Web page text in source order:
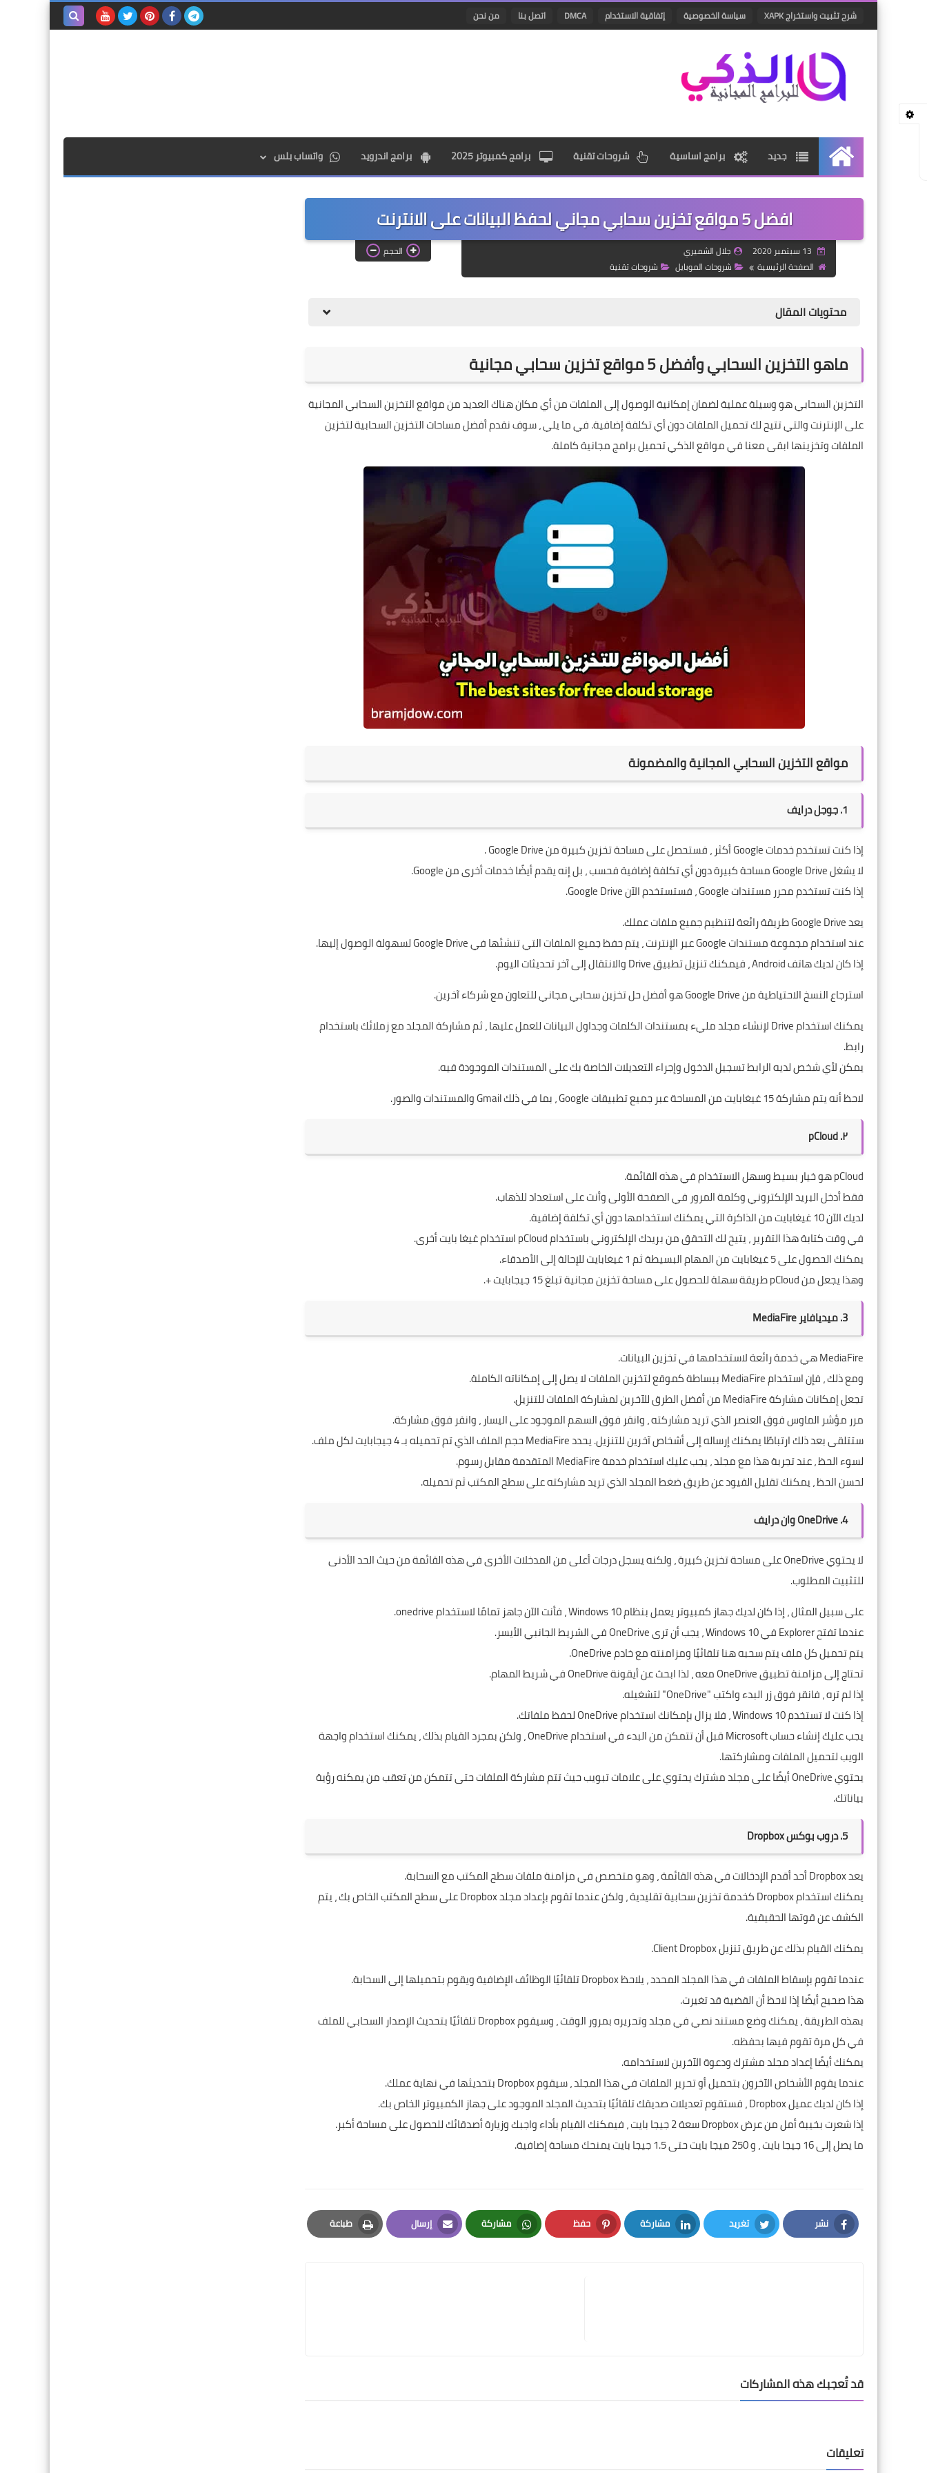
شرح تثبيت واستخراج XAPK سياسة الخصوصية إتفاقية الاستخدام DMCA اتصل بنا من نحن
الرئيسيةجديد برامج اساسية شروحات تقنية برامج كمبيوتر 2025 برامج اندرويد واتساب بلس
افضل 5 مواقع تخزين سحابي مجاني لحفظ البيانات على الانترنت
جلال الشميري
الصفحة الرئيسية
شروحات الموبايل شروحات تقنية
الحجم
محتويات المقال
ماهو التخزين السحابي وأفضل 5 مواقع تخزين سحابي مجانية
التخزين السحابي هو وسيلة عملية لضمان إمكانية الوصول إلى الملفات من أي مكان هناك العديد من مواقع التخزين السحابي المجانية
على الإنترنت والتي تتيح لك تحميل الملفات دون أي تكلفة إضافية. في ما يلي ، سوف نقدم أفضل مساحات التخزين السحابية لتخزين
الملفات وتخزينها ابقى معنا فيمواقع الذكي تحميل برامج مجانية كاملة.
مواقع التخزين السحابي المجانية والمضمونة
1. جوجل درايف
إذا كنت تستخدم خدمات Google أكثر ، فستحصل على مساحة تخزين كبيرة من
Google Drive
.
لا يشغل Google Drive مساحة كبيرة دون أي تكلفة إضافية فحسب ، بل إنه يقدم أيضًا خدمات أخرى من Google.
إذا كنت تستخدم محرر مستندات Google ، فستستخدم الآن Google Drive.
يعد Google Drive طريقة رائعة لتنظيم جميع ملفات عملك.
عند استخدام مجموعة مستندات Google عبر الإنترنت ، يتم حفظ جميع الملفات التي تنشئها في Google Drive لسهولة الوصول إليها.
إذا كان لديك هاتف Android ، فيمكنك تنزيل تطبيق Drive والانتقال إلى آخر تحديثات اليوم.
استرجاع النسخ الاحتياطية من Google Drive
هو أفضل حل تخزين سحابي مجاني للتعاون مع شركاء آخرين.
يمكنك استخدام Drive لإنشاء مجلد مليء بمستندات الكلمات وجداول البيانات للعمل عليها ، ثم مشاركة المجلد مع زملائك باستخدام
رابط.
يمكن لأي شخص لديه الرابط تسجيل الدخول وإجراء التعديلات الخاصة بك على المستندات الموجودة فيه.
لاحظ أنه يتم مشاركة 15 غيغابايت من المساحة عبر جميع تطبيقات Google ، بما في ذلك Gmail والمستندات والصور.
۲. pCloud
pCloudهو خيار بسيط وسهل الاستخدام في هذه القائمة.
فقط أدخل البريد الإلكتروني وكلمة المرور في الصفحة الأولى وأنت على استعداد للذهاب.
لديك الآن 10 غيغابايت من الذاكرة التي يمكنك استخدامها دون أي تكلفة إضافية.
في وقت كتابة هذا التقرير ، يتيح لك التحقق من بريدك الإلكتروني باستخدام pCloud استخدام غيغا بايت أخرى.
يمكنك الحصول على 5 غيغابايت من المهام البسيطة ثم 1 غيغابايت للإحالة إلى الأصدقاء.
وهذا يجعل من pCloud طريقة سهلة للحصول على مساحة تخزين مجانية تبلغ 15 جيجابايت +.
3. ميديافاير MediaFire
MediaFireهي خدمة رائعة لاستخدامها في تخزين البيانات.
ومع ذلك ، فإن استخدام MediaFire ببساطة كموقع لتخزين الملفات لا يصل إلى إمكاناته الكاملة.
تجعل إمكانات مشاركة MediaFire من أفضل الطرق للآخرين لمشاركة الملفات للتنزيل.
مرر مؤشر الماوس فوق العنصر الذي تريد مشاركته ، وانقر فوق السهم الموجود على اليسار ، وانقر فوق مشاركة.
ستتلقى بعد ذلك ارتباطًا يمكنك إرساله إلى أشخاص آخرين للتنزيل. يحدد MediaFire حجم الملف الذي تم تحميله بـ 4 جيجابايت لكل ملف.
لسوء الحظ ، عند تجربة هذا مع مجلد ، يجب عليك استخدام خدمة MediaFire المتقدمة مقابل رسوم.
لحسن الحظ ، يمكنك تقليل القيود عن طريق ضغط المجلد الذي تريد مشاركته على سطح المكتب ثم تحميله.
4. OneDrive وان درايف
لا يحتويOneDriveعلى مساحة تخزين كبيرة ، ولكنه يسجل درجات أعلى من المدخلات الأخرى في هذه القائمة من حيث الحد الأدنى
للتثبيت المطلوب.
على سبيل المثال ، إذا كان لديك جهاز كمبيوتر يعمل بنظام Windows 10 ، فأنت الآن جاهز تمامًا لاستخدام onedrive.
عندما تفتح Explorer في Windows 10 ، يجب أن ترى OneDrive في الشريط الجانبي الأيسر.
يتم تحميل كل ملف يتم سحبه هنا تلقائيًا ومزامنته مع خادم OneDrive.
تحتاج إلى مزامنة تطبيق OneDrive معه ، لذا ابحث عن أيقونة OneDrive في شريط المهام.
إذا لم تره ، فانقر فوق زر البدء واكتب "OneDrive" لتشغيله.
إذا كنت لا تستخدم Windows 10 ، فلا يزال بإمكانك استخدام OneDrive لحفظ ملفاتك.
يجب عليك إنشاء حساب Microsoft قبل أن تتمكن من البدء في استخدام OneDrive‌ ، ولكن بمجرد القيام بذلك ، يمكنك استخدام واجهة
الويب لتحميل الملفات ومشاركتها.
يحتوي OneDrive أيضًا على مجلد مشترك يحتوي على علامات تبويب حيث تتم مشاركة الملفات حتى تتمكن من تعقب من يمكنه رؤية
بياناتك.
5. دروب بوكس Dropbox
يعدDropboxأحد أقدم الإدخالات في هذه القائمة ، وهو متخصص في مزامنة ملفات سطح المكتب مع السحابة.
يمكنك استخدام Dropbox كخدمة تخزين سحابية تقليدية ، ولكن عندما تقوم بإعداد مجلد Dropbox على سطح المكتب الخاص بك ، يتم
الكشف عن قوتها الحقيقية.
يمكنك القيام بذلك عن طريق تنزيل Client Dropbox.
عندما تقوم بإسقاط الملفات في هذا المجلد المحدد ، يلاحظ Dropbox تلقائيًا الوظائف الإضافية ويقوم بتحميلها إلى السحابة.
هذا صحيح أيضًا إذا لاحظ أن القضية قد تغيرت.
بهذه الطريقة ، يمكنك وضع مستند نصي في مجلد وتحريره بمرور الوقت ، وسيقوم Dropbox تلقائيًا بتحديث الإصدار السحابي للملف
في كل مرة تقوم فيها بحفظه.
يمكنك أيضًا إعداد مجلد مشترك ودعوة الآخرين لاستخدامه.
عندما يقوم الأشخاص الآخرون بتحميل أو تحرير الملفات في هذا المجلد ، سيقوم Dropbox بتحديثها في نهاية عملك.
إذا كان لديك عميل Dropbox ، فستقوم تعديلات صديقك تلقائيًا بتحديث المجلد الموجود على جهاز الكمبيوتر الخاص بك.
إذا شعرت بخيبة أمل من عرض Dropbox سعة 2 جيجا بايت ، فيمكنك القيام بأداء واجبك وزيارة أصدقائك للحصول على مساحة أكبر.
ما يصل إلى 16 جيجا بايت ، و 250 ميجا بايت حتى 1.5 جيجا بايت يمنحك مساحة إضافية.
نشر
Facebook
تغريد
Twitter
مشاركة
LinkedIn
حفظ
Pinterest
مشاركة
Whatsapp
إرسال
Email
طباعة
Print
قد تُعجبك هذه المشاركات
تعليقات